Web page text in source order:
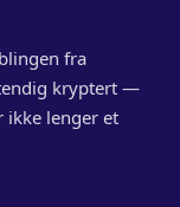
fra
kryptert —
ikke lenger et